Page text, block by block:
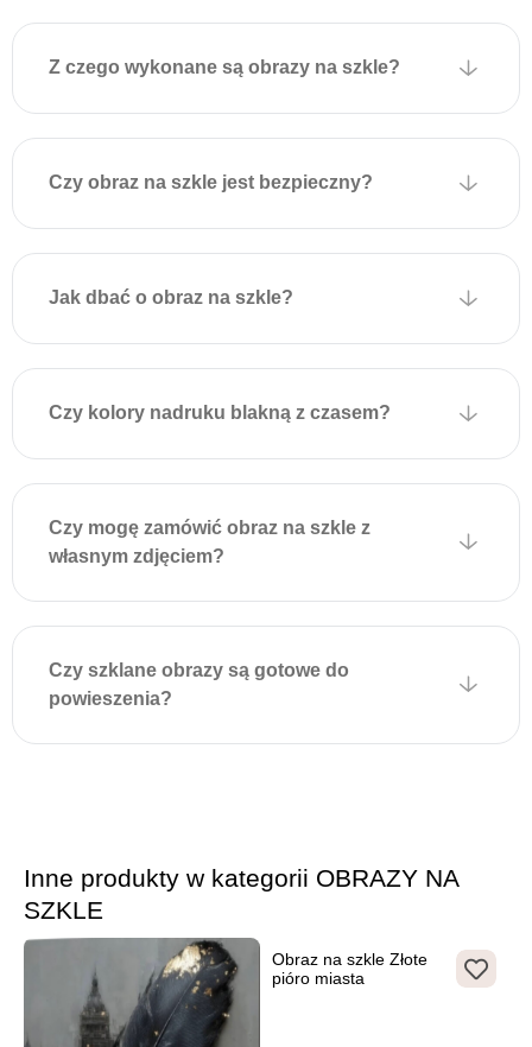
fabrycznie przymocowane
są dwie metalowe płytki z
umożliwiającymi
zawieszenie na ścianie.
Płytki są przyklejone do
specjalnej taśmy
montażowej, która
wytrzymuje duże obciążenia
mocowanie.
wystarczy zamocować
obrazie i delikatnie zawiesić
bez widocznych elementów
Z czego wykonane są obrazy na szkle?
Czy obraz na szkle jest bezpieczny?
Jak dbać o obraz na szkle?
Czy kolory nadruku blakną z czasem?
Czy mogę zamówić obraz na szkle z
własnym zdjęciem?
Czy szklane obrazy są gotowe do
powieszenia?
Inne produkty w kategorii OBRAZY NA
SZKLE
Obraz na szkle Złote
pióro miasta